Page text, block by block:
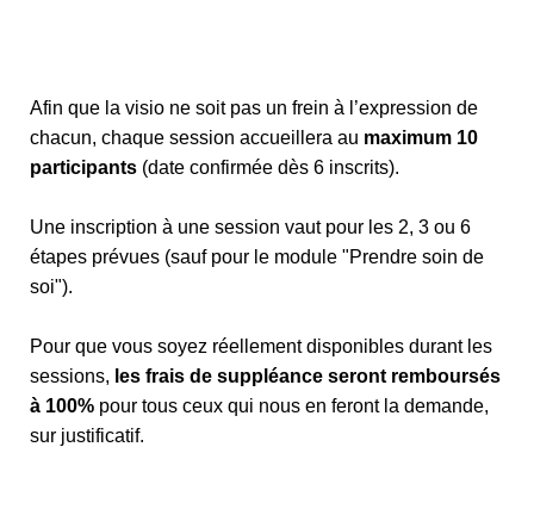
Afin que la visio ne soit pas un frein à l’expression de
chacun, chaque session accueillera au maximum 10
participants (date confirmée dès 6 inscrits).
Une inscription à une session vaut pour les 2, 3 ou 6
étapes prévues (sauf pour le module "Prendre soin de
soi").
Pour que vous soyez réellement disponibles durant les
sessions, les frais de suppléance seront remboursés
à 100% pour tous ceux qui nous en feront la demande,
sur justificatif.